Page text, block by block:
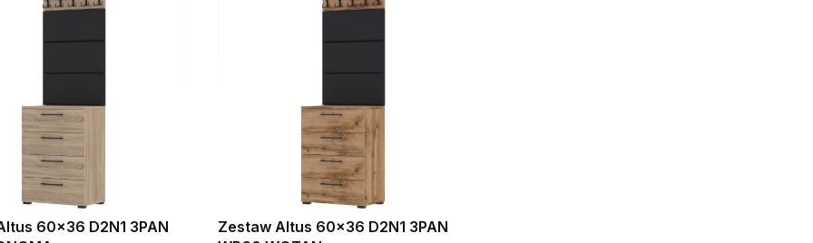
60x36 D2N1 3PAN
Zestaw Altus 60x36 D2N1 3PAN